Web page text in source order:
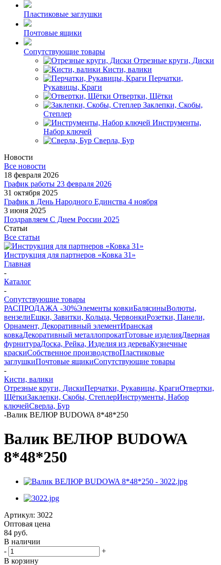
Пластиковые заглушки
Почтовые ящики
Сопутствующие товары
Отрезные круги, Диски
Кисти, валики
Перчатки,
Рукавицы, Краги
Отвертки, Щётки
Заклепки, Скобы,
Степлер
Инструменты,
Набор ключей
Сверла, Бур
Новости
Все новости
18 февраля 2026
График работы 23 февраля 2026
31 октября 2025
График в День Народного Единства 4 ноября
3 июня 2025
Поздравляем С Днем России 2025
Статьи
Все статьи
Инструкция для партнеров «Ковка 31»
Главная
-
Каталог
-
Сопутствующие товары
РАСПРОДАЖА -30%Элементы ковкиБалясиныВолюты,
вензелиЕшки, Завитки, Кольца, ЧервонкиРозетки, Панели,
Орнамент, Декоративный элементИранская
ковкаДекоративный металлопрокатГотовые изделияДверная
фурнитураДоска, Рейка, Изделия из дереваКузнечные
краскиСобственное производствоПластиковые
заглушкиПочтовые ящикиСопутствующие товары
-
Кисти, валики
Отрезные круги, ДискиПерчатки, Рукавицы, КрагиОтвертки,
ЩёткиЗаклепки, Скобы, СтеплерИнструменты, Набор
ключейСверла, Бур
-Валик ВЕЛЮР BUDOWA 8*48*250
Валик ВЕЛЮР BUDOWA
8*48*250
Артикул: 3022
Оптовая цена
84 руб.
В наличии
-
+
В корзину